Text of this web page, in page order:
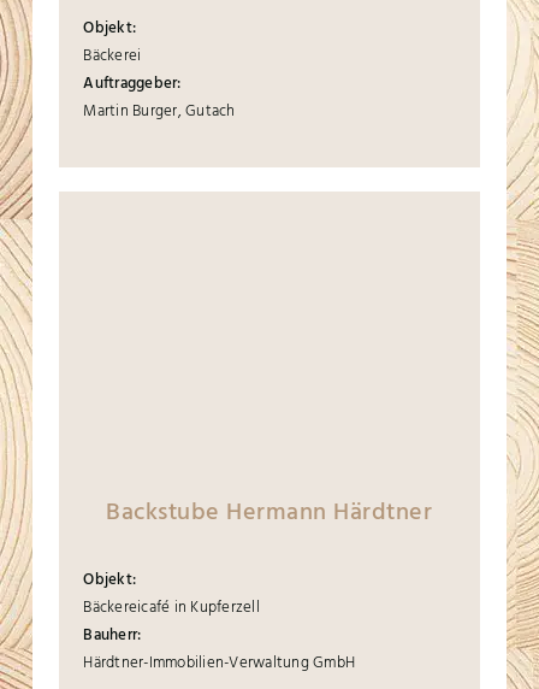
Objekt:
Bäckerei
Auftraggeber:
Martin Burger, Gutach
Backstube Hermann Härdtner
Objekt:
Bäckereicafé in Kupferzell
Bauherr:
Härdtner-Immobilien-Verwaltung GmbH